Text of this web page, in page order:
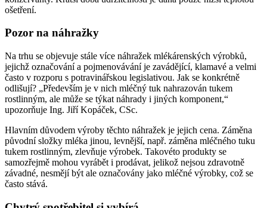
ošetření.
Pozor na náhražky
Na trhu se objevuje stále více náhražek mlékárenských výrobků,
jejichž označování a pojmenovávání je zavádějící, klamavé a velmi
často v rozporu s potravinářskou legislativou. Jak se konkrétně
odlišují? „Především je v nich mléčný tuk nahrazován tukem
rostlinným, ale může se týkat náhrady i jiných komponent,“
upozorňuje Ing. Jiří Kopáček, CSc.
Hlavním důvodem výroby těchto náhražek je jejich cena. Záměna
původní složky mléka jinou, levnější, např. záměna mléčného tuku
tukem rostlinným, zlevňuje výrobek. Takovéto produkty se
samozřejmě mohou vyrábět i prodávat, jelikož nejsou zdravotně
závadné, nesmějí být ale označovány jako mléčné výrobky, což se
často stává.